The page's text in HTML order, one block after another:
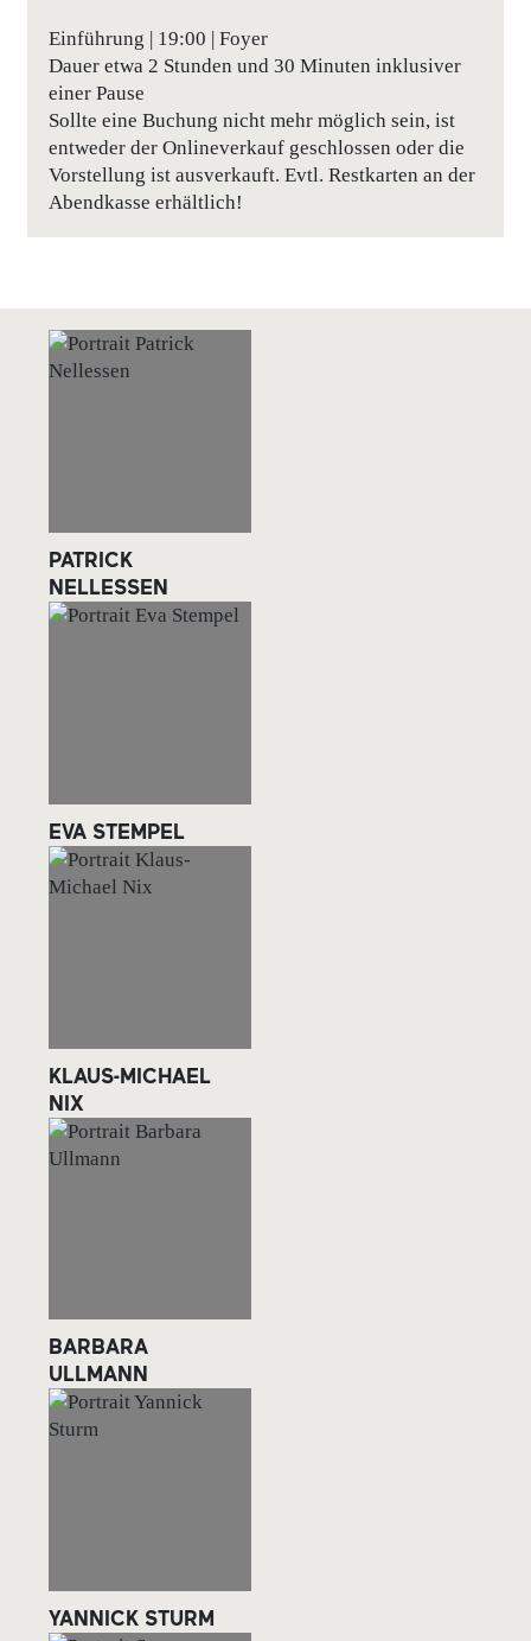
Einführung | 19:00 | Foyer
Dauer etwa 2 Stunden und 30 Minuten inklusiver
einer Pause
Sollte eine Buchung nicht mehr möglich sein, ist
entweder der Onlineverkauf geschlossen oder die
Vorstellung ist ausverkauft. Evtl. Restkarten an der
Abendkasse erhältlich!
PATRICK
NELLESSEN
EVA STEMPEL
KLAUS-MICHAEL
NIX
BARBARA
ULLMANN
YANNICK STURM